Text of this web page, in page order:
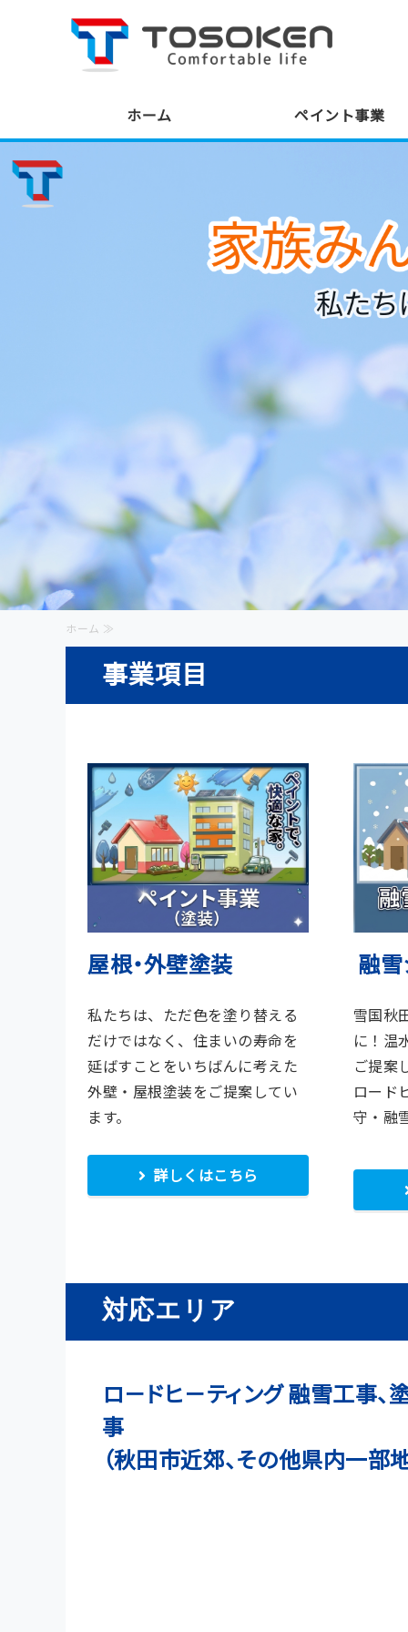
ホーム ペイント事業
ホーム ≫
事業項目
屋根・外壁塗装
私たちは、ただ色を塗り替える
だけではなく、住まいの寿命を
延ばすことをいちばんに考えた
外壁・屋根塗装をご提案してい
ます。
詳しくはこちら
融雪
雪国秋
に！温
ご提案
ロード
守・融
対応エリア
ロ－ドヒ－ティング 融雪工事、
事
（秋田市近郊、その他県内一部